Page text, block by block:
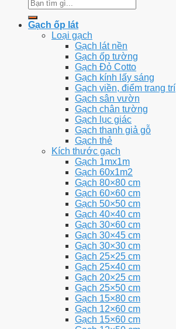
Gạch ốp lát
Loại gạch
Gạch lát nền
Gạch ốp tường
Gạch Đỏ Cotto
Gạch kính lấy sáng
Gạch viền, điểm trang trí
Gạch sân vườn
Gạch chân tường
Gạch lục giác
Gạch thanh giả gỗ
Gạch thẻ
Kích thước gạch
Gạch 1mx1m
Gạch 60x1m2
Gạch 80×80 cm
Gạch 60×60 cm
Gạch 50×50 cm
Gạch 40×40 cm
Gạch 30×60 cm
Gạch 30×45 cm
Gạch 30×30 cm
Gạch 25×25 cm
Gạch 25×40 cm
Gạch 20×25 cm
Gạch 25×50 cm
Gạch 15×80 cm
Gạch 12×60 cm
Gạch 15×60 cm